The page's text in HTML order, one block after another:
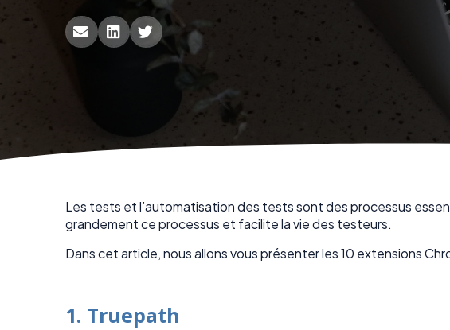
Les tests et l’automatisation des tests sont des processus
grandement ce processus et facilite la vie des testeurs.
Dans cet article, nous allons vous présenter les 10 extensions
1. Truepath